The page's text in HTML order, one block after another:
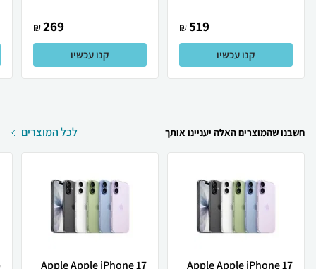
519
₪
קנו עכשיו
269
₪
קנו עכשיו
חשבנו שהמוצרים האלה יעניינו אותך לכל המוצרים
Apple Apple iPhone 17
Apple Apple iPhone 17